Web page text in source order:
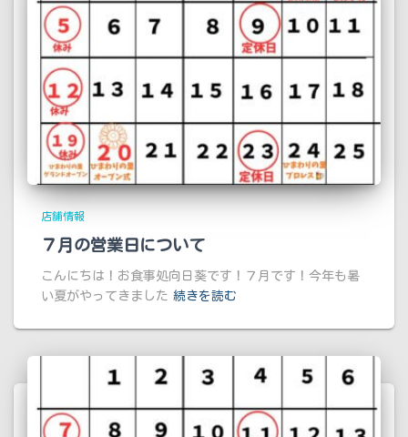
店舗情報
７月の営業日について
こんにちは！お食事処向日葵です！７月です！今年も暑
い夏がやってきました 続きを読む